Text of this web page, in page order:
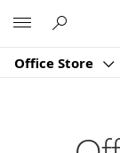
Office Store